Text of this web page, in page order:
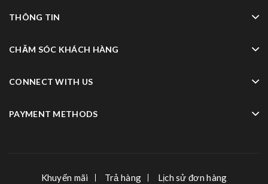
THÔNG TIN
CHĂM SÓC KHÁCH HÀNG
CONNECT WITH US
PAYMENT METHODS
Khuyến mãi Trả hàng Lịch sử đơn hàng